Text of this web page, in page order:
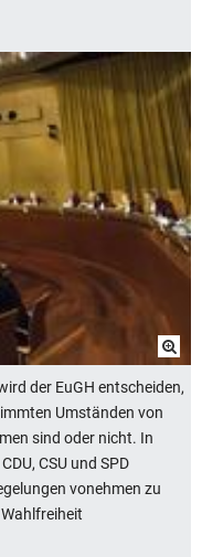
der EuGH entscheiden,
Umständen von
sind oder nicht. In
CSU und SPD
vonehmen zu